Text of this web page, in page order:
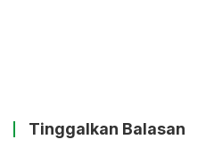
Tinggalkan Balasan